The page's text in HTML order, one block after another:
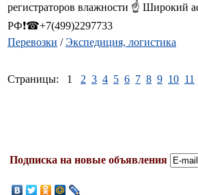
регистраторов влажности ☝ Широкий
РФ❗☎+7(499)2297733
Перевозки /Экспедиция, логистика
Страницы: 1 2 3 4 5 6 7 8 9 10 11
Подписка на новые объявления